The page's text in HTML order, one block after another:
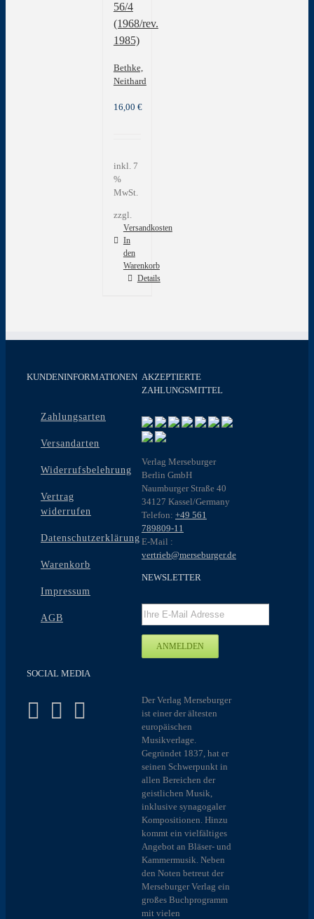
56/4
(1968/rev.
1985)
Bethke,
Neithard
16,00 €
inkl. 7
%
MwSt.
zzgl.
Versandkosten
In
den
Warenkorb
Details
KUNDENINFORMATIONEN
Zahlungsarten
Versandarten
Widerrufsbelehrung
Vertrag
widerrufen
Datenschutzerklärung
Warenkorb
Impressum
AGB
SOCIAL MEDIA
AKZEPTIERTE
ZAHLUNGSMITTEL
Verlag Merseburger
Berlin GmbH
Naumburger Straße 40
34127 Kassel/Germany
Telefon: +49 561
789809-11
E-Mail :
vertrieb@merseburger.de
NEWSLETTER
Der Verlag Merseburger
ist einer der ältesten
europäischen
Musikverlage.
Gegründet 1837, hat er
seinen Schwerpunkt in
allen Bereichen der
geistlichen Musik,
inklusive synagogaler
Kompositionen. Hinzu
kommt ein vielfältiges
Angebot an Bläser- und
Kammermusik. Neben
den Noten betreut der
Merseburger Verlag ein
großes Buchprogramm
mit vielen